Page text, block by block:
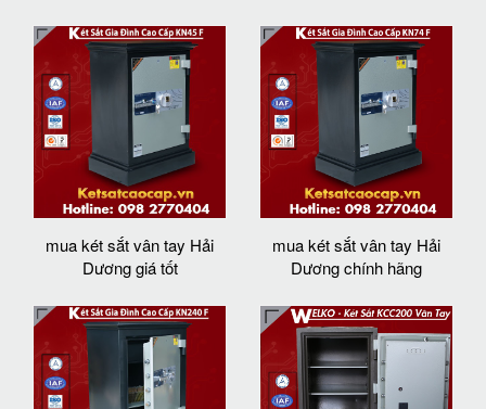
mua két sắt vân tay Hải
Dương giá tốt
mua két sắt vân tay Hải
Dương chính hãng